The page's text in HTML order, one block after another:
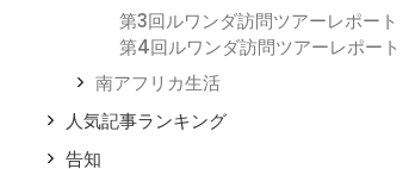
第3回ルワンダ訪問ツアーレポート
第4回ルワンダ訪問ツアーレポート
南アフリカ生活
人気記事ランキング
告知